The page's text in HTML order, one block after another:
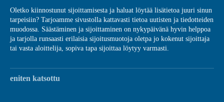
Oletko kiinnostunut sijoittamisesta ja haluat löytää lisätietoa juuri sinun
tarpeisiin? Tarjoamme sivustolla kattavasti tietoa uutisten ja tiedotteiden
muodossa. Säästäminen ja sijoittaminen on nykypäivänä hyvin helppoa
ja tarjolla runsaasti erilaisia sijoitusmuotoja oletpa jo kokenut sijoittaja
tai vasta aloittelija, sopiva tapa sijoittaa löytyy varmasti.
eniten katsottu